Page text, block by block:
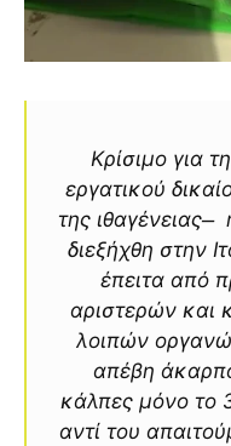
Κρίσιμο για
εργατικού
της ιθαγένειας
διεξήχθη στην
έπειτα από
αριστερών και
λοιπών
απέβη
κάλπες μόνο το
αντί του